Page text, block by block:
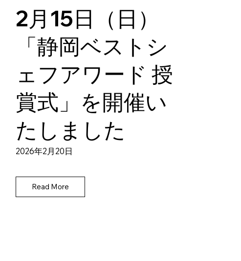
2月15日（日）
「静岡ベストシ
ェフアワード 授
賞式」を開催い
たしました
2026年2月20日
Read More